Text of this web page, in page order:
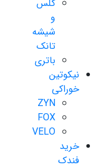
گلس
و
شیشه
تانک
باتری
نیکوتین
خوراکی
ZYN
FOX
VELO
خرید
فندک